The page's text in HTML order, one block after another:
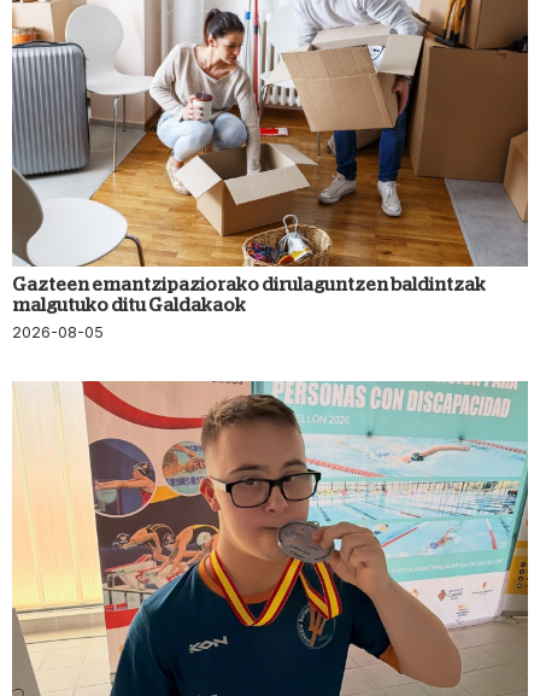
Gazteen emantzipaziorako dirulaguntzen baldintzak
malgutuko ditu Galdakaok
2026-08-05